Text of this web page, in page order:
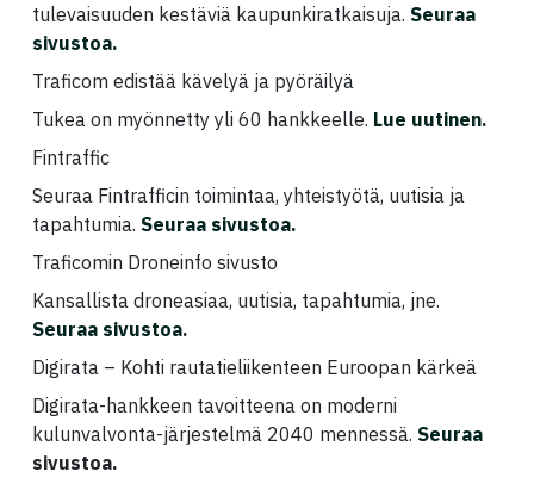
tulevaisuuden kestäviä kaupunkiratkaisuja. Seuraa
sivustoa.
Traficom edistää kävelyä ja pyöräilyä
Tukea on myönnetty yli 60 hankkeelle. Lue uutinen.
Fintraffic
Seuraa Fintrafficin toimintaa, yhteistyötä, uutisia ja
tapahtumia. Seuraa sivustoa.
Traficomin Droneinfo sivusto
Kansallista droneasiaa, uutisia, tapahtumia, jne.
Seuraa sivustoa.
Digirata – Kohti rautatieliikenteen Euroopan kärkeä
Digirata-hankkeen tavoitteena on moderni
kulunvalvonta-järjestelmä 2040 mennessä. Seuraa
sivustoa.